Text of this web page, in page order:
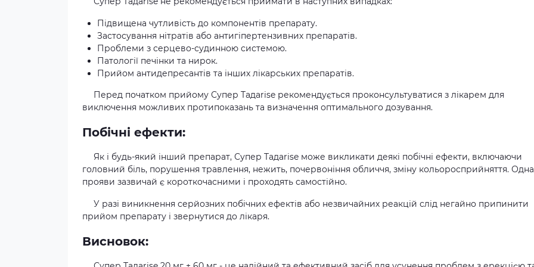
Підвищена чутливість до компонентів препарату.
Застосування нітратів або антигіпертензивних препаратів.
Проблеми з серцево-судинною системою.
Патології печінки та нирок.
Прийом антидепресантів та інших лікарських препаратів.
Перед початком прийому Супер Taдаrise рекомендується проконсультуватися з лікарем для
виключення можливих протипоказань та визначення оптимального дозування.
Побічні ефекти:
Як і будь-який інший препарат, Супер Taдаrise може викликати деякі побічні ефекти, включаючи
головний біль, порушення травлення, нежить, почервоніння обличчя, зміну кольоросприйняття.
прояви зазвичай є короткочасними і проходять самостійно.
У разі виникнення серйозних побічних ефектів або незвичайних реакцій слід негайно припинити
прийом препарату і звернутися до лікаря.
Висновок: